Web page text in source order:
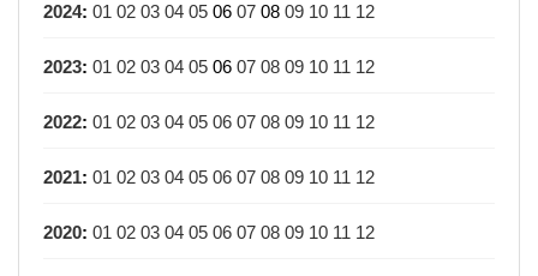
2024: 01 02 03 04 05 06 07 08 09 10 11 12
2023: 01 02 03 04 05 06 07 08 09 10 11 12
2022: 01 02 03 04 05 06 07 08 09 10 11 12
2021: 01 02 03 04 05 06 07 08 09 10 11 12
2020: 01 02 03 04 05 06 07 08 09 10 11 12